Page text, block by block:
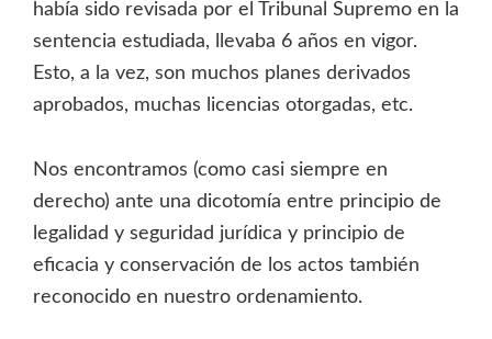
había sido revisada por el Tribunal Supremo en la
sentencia estudiada, llevaba 6 años en vigor.
Esto, a la vez, son muchos planes derivados
aprobados, muchas licencias otorgadas, etc.
Nos encontramos (como casi siempre en
derecho) ante una dicotomía entre principio de
legalidad y seguridad jurídica y principio de
eficacia y conservación de los actos también
reconocido en nuestro ordenamiento.